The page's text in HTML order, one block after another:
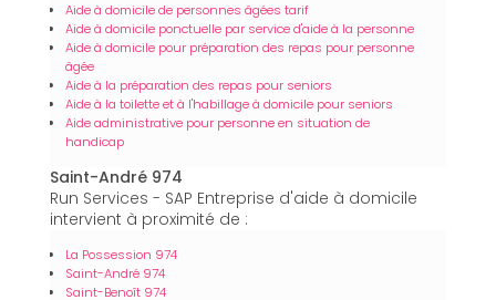
Aide à domicile de personnes âgées tarif
Aide à domicile ponctuelle par service d'aide à la personne
Aide à domicile pour préparation des repas pour personne
âgée
Aide à la préparation des repas pour seniors
Aide à la toilette et à l'habillage à domicile pour seniors
Aide administrative pour personne en situation de
handicap
Saint-André 974
Run Services - SAP Entreprise d'aide à domicile
intervient à proximité de :
La Possession 974
Saint-André 974
Saint-Benoît 974